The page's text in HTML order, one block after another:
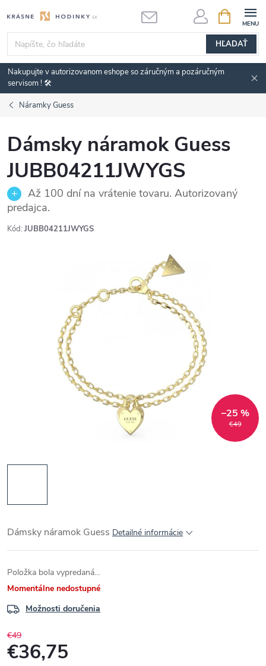
na
obsah
HĽADAŤ
KOŠÍK
Nakupujte v autorizovanom eshope so záručným a pozáručným
servisom ! 🛠️
Náramky Guess
Dámsky náramok Guess
JUBB04211JWYGS
Až 100 dní na vrátenie tovaru. Autorizovaný
predajca.
Kód: JUBB04211JWYGS
€49
–25 %
Dámsky náramok Guess Detailné informácie
Položka bola vypredaná…
Momentálne nedostupné
Možnosti doručenia
€49
€36,75